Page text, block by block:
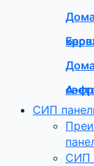
А-
СИП
СИП